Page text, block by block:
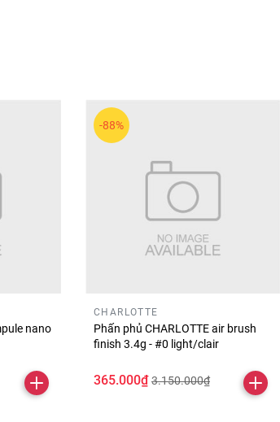
sản phẩm trang điểm có bảng màu đa dạng,
dàng sáng tạo nhiều kiểu trang điểm mắt
nano
-88%
CHARLOTTE
Phấn phủ CHARLOTTE air brush
finish 3.4g - #0 light/clair
365.000₫ 3.150.000₫